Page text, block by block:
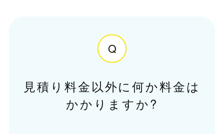
Q
見積り料金以外に何か料金は
かかりますか?